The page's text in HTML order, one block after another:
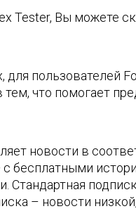
Tester, Вы можете
пользователей
тем, что помогает
новости в
с бесплатными
Стандартная
– новости